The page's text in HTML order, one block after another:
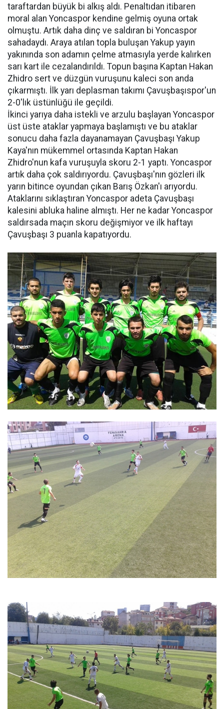
taraftardan büyük bi alkış aldı. Penaltıdan itibaren
moral alan Yoncaspor kendine gelmiş oyuna ortak
olmuştu. Artık daha dinç ve saldıran bi Yoncaspor
sahadaydı. Araya atılan topla buluşan Yakup yayın
yakınında son adamın çelme atmasıyla yerde kalırken
sarı kart ile cezalandırıldı. Topun başına Kaptan Hakan
Zhidro sert ve düzgün vuruşunu kaleci son anda
çıkarmıştı. İlk yarı deplasman takımı Çavuşbaşıspor'un
2-0'lık üstünlüğü ile geçildi.
İkinci yarıya daha istekli ve arzulu başlayan Yoncaspor
üst üste ataklar yapmaya başlamıştı ve bu ataklar
sonucu daha fazla dayanamayan Çavuşbaşı Yakup
Kaya'nın mükemmel ortasında Kaptan Hakan
Zhidro'nun kafa vuruşuyla skoru 2-1 yaptı. Yoncaspor
artık daha çok saldırıyordu. Çavuşbaşı'nın gözleri ilk
yarın bitince oyundan çıkan Barış Özkan'ı arıyordu.
Ataklarını sıklaştıran Yoncaspor adeta Çavuşbaşı
kalesini abluka haline almıştı. Her ne kadar Yoncaspor
saldırsada maçın skoru değişmiyor ve ilk haftayı
Çavuşbaşı 3 puanla kapatıyordu.